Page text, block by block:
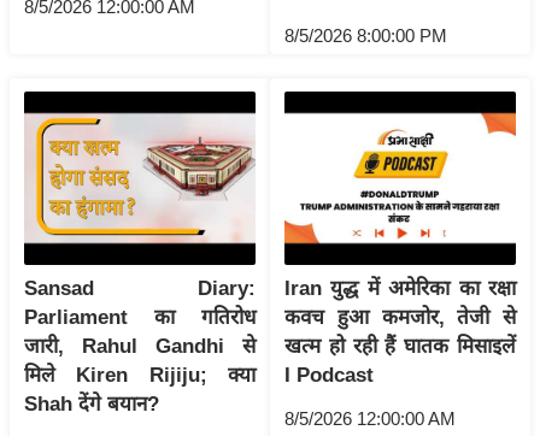
ज
बॉ
ली
ड
हॉ
ली
वु
ड
फि
ल्म
8/5/2026 12:00:00 AM
8/5/2026 8:00:00 PM
Sansad Diary:
Parliament का गतिरोध
जारी, Rahul Gandhi से
मिले Kiren Rijiju; क्या
Shah देंगे बयान?
Iran युद्ध में अमेरिका का रक्षा
कवच हुआ कमजोर, तेजी से
खत्म हो रही हैं घातक मिसाइलें
I Podcast
8/5/2026 12:00:00 AM